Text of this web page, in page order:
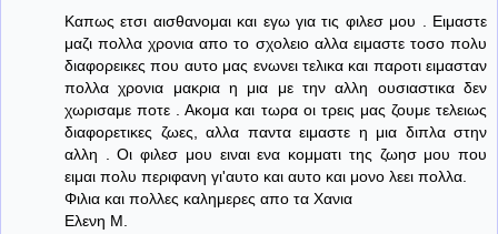
Καπως ετσι αισθανομαι και εγω για τις φιλεσ μου . Ειμαστε
μαζι πολλα χρονια απο το σχολειο αλλα ειμαστε τοσο πολυ
διαφορεικες που αυτο μας ενωνει τελικα και παροτι ειμασταν
πολλα χρονια μακρια η μια με την αλλη ουσιαστικα δεν
χωρισαμε ποτε . Ακομα και τωρα οι τρεις μας ζουμε τελειως
διαφορετικες ζωες, αλλα παντα ειμαστε η μια διπλα στην
αλλη . Οι φιλεσ μου ειναι ενα κομματι της ζωησ μου που
ειμαι πολυ περιφανη γι'αυτο και αυτο και μονο λεει πολλα.
Φιλια και πολλες καλημερες απο τα Χανια
Ελενη Μ.